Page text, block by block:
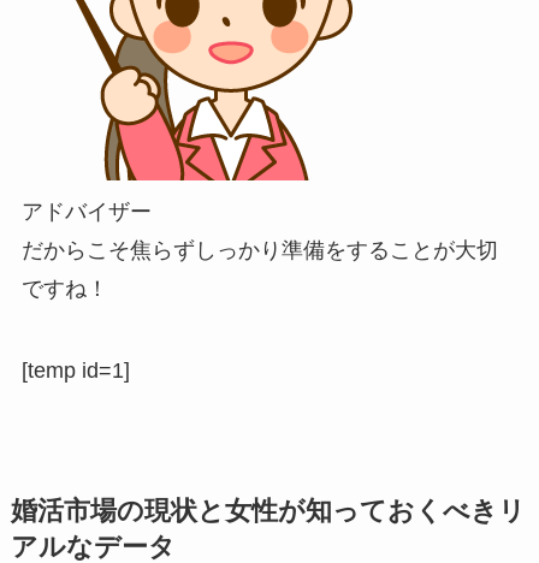
アドバイザー
だからこそ焦らずしっかり準備をすることが大切
ですね！
[temp id=1]
婚活市場の現状と女性が知っておくべきリ
アルなデータ